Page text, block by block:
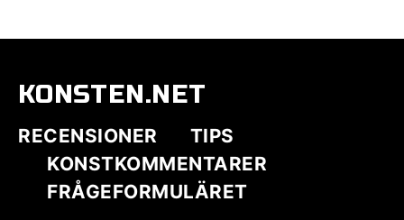
KONSTEN.NET
RECENSIONER
TIPS
KONSTKOMMENTARER
FRÅGEFORMULÄRET